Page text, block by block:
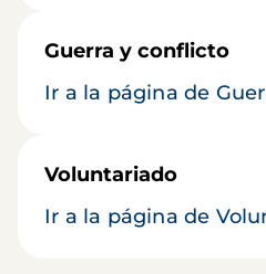
Guerra y conflicto
Ir a la página de
Voluntariado
Ir a la página de